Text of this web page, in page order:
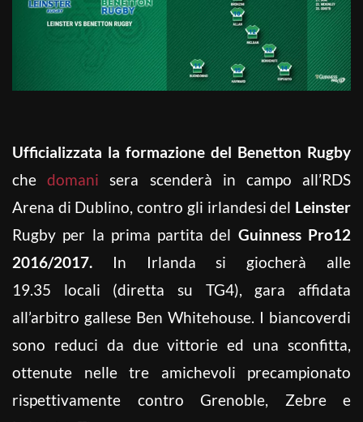
Ufficializzata la formazione del Benetton Rugby
chedomani sera scenderà in campo all’RDS
Arena di Dublino, contro gli irlandesi del Leinster
Rugby per la prima partita del Guinness Pro12
2016/2017. In Irlanda si giocherà alle
19.35 locali (diretta su TG4), gara affidata
all’arbitro gallese Ben Whitehouse. I biancoverdi
sono reduci da due vittorie ed una sconfitta,
ottenute nelle tre amichevoli precampionato
rispettivamente contro Grenoble, Zebre e